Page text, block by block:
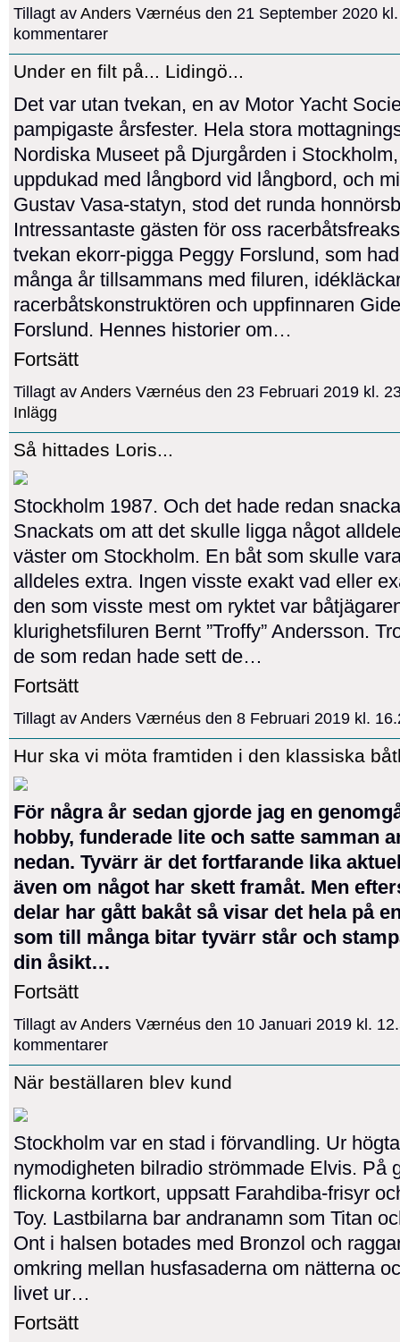
Tillagt av Anders Værnéus den 21 September 2020
kommentarer
Under en filt på... Lidingö...
Det var utan tvekan, en av Motor Yacht
pampigaste årsfester. Hela stora
Nordiska Museet på Djurgården i
uppdukad med långbord vid långbord, och
Gustav Vasa-statyn, stod det runda
Intressantaste gästen för oss
tvekan ekorr-pigga Peggy Forslund, som
många år tillsammans med filuren,
racerbåtskonstruktören och uppfinnaren
Forslund. Hennes historier om…
Fortsätt
Tillagt av Anders Værnéus den 23 Februari 2019 kl.
Inlägg
Så hittades Loris...
Stockholm 1987. Och det hade redan
Snackats om att det skulle ligga något
väster om Stockholm. En båt som skulle
alldeles extra. Ingen visste exakt vad eller
den som visste mest om ryktet var
klurighetsfiluren Bernt ”Troffy” Andersson.
de som redan hade sett de…
Fortsätt
Tillagt av Anders Værnéus den 8 Februari 2019 kl.
Hur ska vi möta framtiden i den klassiska
För några år sedan gjorde jag en
hobby, funderade lite och satte samman
nedan. Tyvärr är det fortfarande lika
även om något har skett framåt. Men
delar har gått bakåt så visar det hela på
som till många bitar tyvärr står och
din åsikt…
Fortsätt
Tillagt av Anders Værnéus den 10 Januari 2019 kl.
kommentarer
När beställaren blev kund
Stockholm var en stad i förvandling. Ur
nymodigheten bilradio strömmade Elvis. På
flickorna kortkort, uppsatt Farahdiba-frisyr
Toy. Lastbilarna bar andranamn som Titan
Ont i halsen botades med Bronzol och
omkring mellan husfasaderna om nätterna
livet ur…
Fortsätt